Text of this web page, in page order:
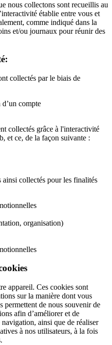
nous collectons sont recueillis au
établie entre vous et
comme indiqué dans la
et/ou journaux pour réunir des
collectés par le biais de
compte
collectés grâce à l'interactivité
et ce, de la façon suivante :
collectés pour les finalités
organisation)
appareil. Ces cookies sont
sur la manière dont vous
permettent de nous souvenir de
afin d’améliorer et de
ainsi que de réaliser
à nos utilisateurs, à la fois